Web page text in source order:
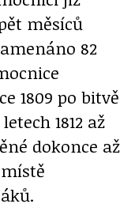
měsíců
82
1809 po bitvě
1812 až
dokonce až